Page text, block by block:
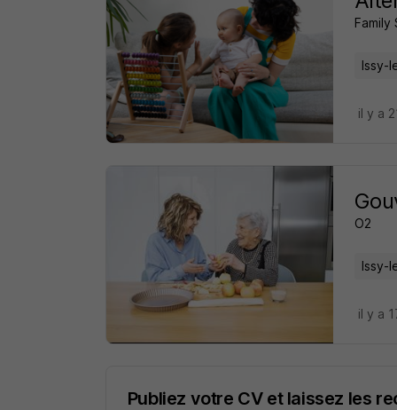
Family
Issy-
il y a
O2
Issy-
il y a
Publiez votre CV et laissez les